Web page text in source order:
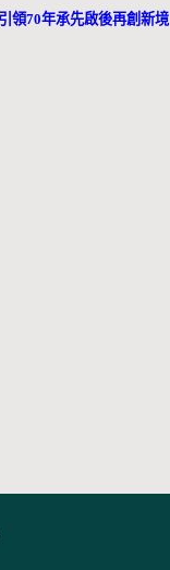
領70年承先啟後再創新境